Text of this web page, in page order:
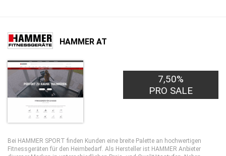
HAMMER AT
7,50%
PRO SALE
Bei HAMMER SPORT finden Kunden eine breite Palette an hochwertigen
Fitnessgeräten für den Heimbedarf. Als Hersteller ist HAMMER Anbieter